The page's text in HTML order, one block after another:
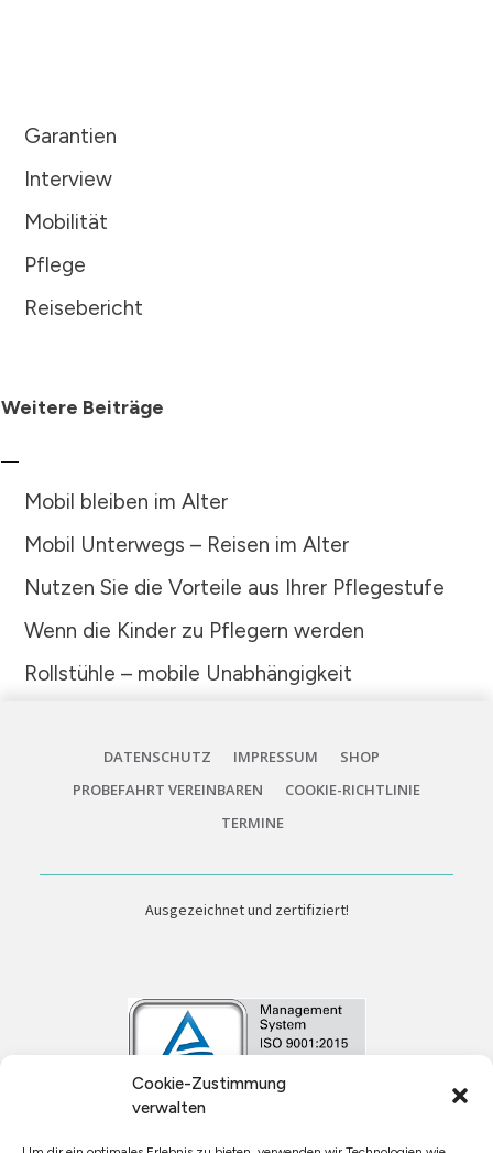
Cookie-Zustimmung
verwalten
Garantien
Interview
Mobilität
Pflege
Reisebericht
Weitere Beiträge
Mobil bleiben im Alter
Mobil Unterwegs – Reisen im Alter
Nutzen Sie die Vorteile aus Ihrer Pflegestufe
Wenn die Kinder zu Pflegern werden
Rollstühle – mobile Unabhängigkeit
DATENSCHUTZ IMPRESSUM
SHOP
PROBEFAHRT VEREINBAREN
COOKIE-RICHTLINIE
TERMINE
Ausgezeichnet und zertifiziert!